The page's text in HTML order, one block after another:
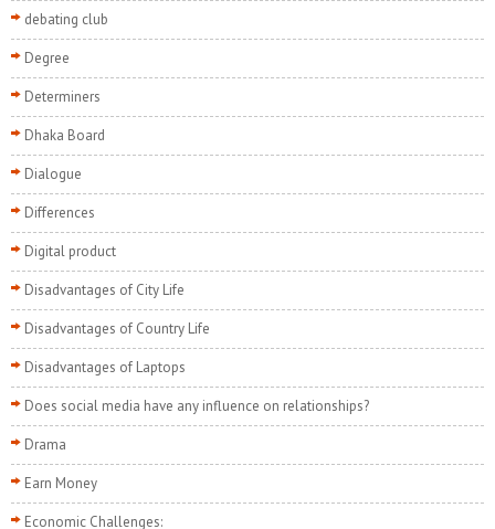
debating club
Degree
Determiners
Dhaka Board
Dialogue
Differences
Digital product
Disadvantages of City Life
Disadvantages of Country Life
Disadvantages of Laptops
Does social media have any influence on relationships?
Drama
Earn Money
Economic Challenges: